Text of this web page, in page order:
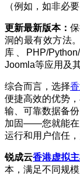
（例如，如非必
更新最新版本：
洞的最有效方法
库、PHP/
Joomla等应用及
综合而言，选择
便捷高效的优势
输、可靠数据备
加固——您就能在
运行和用户信任
锐成云香港虚拟
本，满足不同规